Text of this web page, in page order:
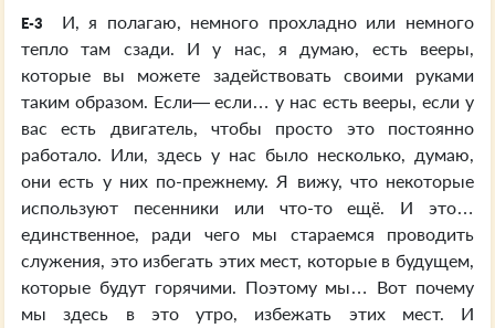
E-3
И, я полагаю, немного прохладно или немного
тепло там сзади. И у нас, я думаю, есть вееры,
которые вы можете задействовать своими руками
таким образом. Если— если… у нас есть вееры, если у
вас есть двигатель, чтобы просто это постоянно
работало. Или, здесь у нас было несколько, думаю,
они есть у них по-прежнему. Я вижу, что некоторые
используют песенники или что-то ещё. И это…
единственное, ради чего мы стараемся проводить
служения, это избегать этих мест, которые в будущем,
которые будут горячими. Поэтому мы… Вот почему
мы здесь в это утро, избежать этих мест. И